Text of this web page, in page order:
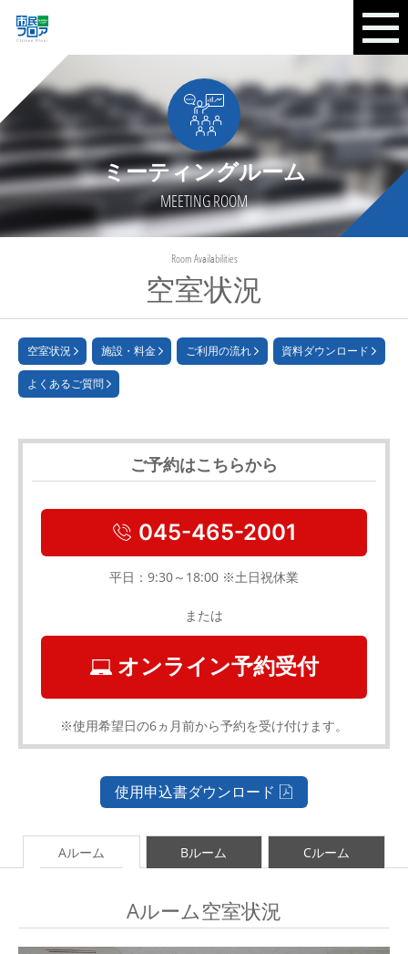
ミーティングルーム
MEETING ROOM
空室状況
Room Availabilities
空室状況 施設・料金 ご利用の流れ 資料ダウンロード
よくあるご質問
ご予約はこちらから
045-465-2001
平日：9:30～18:00 ※土日祝休業
または
オンライン予約受付
※使用希望日の6ヵ月前から予約を受け付けます。
使用申込書ダウンロード
Aルーム Bルーム Cルーム
Aルーム空室状況